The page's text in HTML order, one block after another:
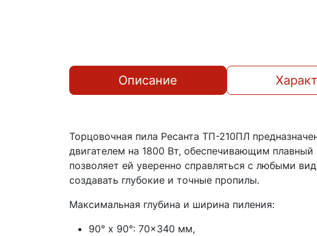
Описание
Торцовочная пила Ресанта ТП-210ПЛ
двигателем на 1800 Вт, обеспечивающим
позволяет ей уверенно справляться с любыми
создавать глубокие и точные пропилы.
Максимальная глубина и ширина пиления:
90° x 90°: 70×340 мм,